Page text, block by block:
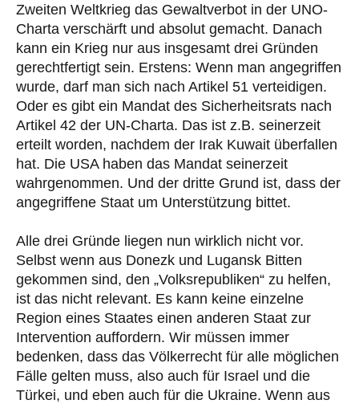
Zweiten Weltkrieg das Gewaltverbot in der UNO-
Charta verschärft und absolut gemacht. Danach
kann ein Krieg nur aus insgesamt drei Gründen
gerechtfertigt sein. Erstens: Wenn man angegriffen
wurde, darf man sich nach Artikel 51 verteidigen.
Oder es gibt ein Mandat des Sicherheitsrats nach
Artikel 42 der UN-Charta. Das ist z.B. seinerzeit
erteilt worden, nachdem der Irak Kuwait überfallen
hat. Die USA haben das Mandat seinerzeit
wahrgenommen. Und der dritte Grund ist, dass der
angegriffene Staat um Unterstützung bittet.
Alle drei Gründe liegen nun wirklich nicht vor.
Selbst wenn aus Donezk und Lugansk Bitten
gekommen sind, den „Volksrepubliken“ zu helfen,
ist das nicht relevant. Es kann keine einzelne
Region eines Staates einen anderen Staat zur
Intervention auffordern. Wir müssen immer
bedenken, dass das Völkerrecht für alle möglichen
Fälle gelten muss, also auch für Israel und die
Türkei, und eben auch für die Ukraine. Wenn aus